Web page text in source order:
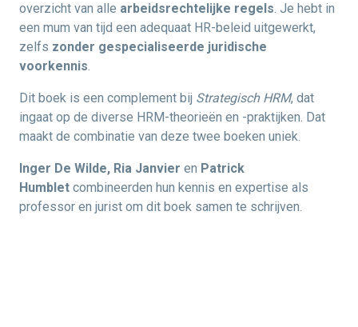
overzicht van alle arbeidsrechtelijke regels. Je hebt in
een mum van tijd een adequaat HR-beleid uitgewerkt,
zelfs zonder gespecialiseerde juridische
voorkennis.
Dit boek is een complement bij Strategisch HRM, dat
ingaat op de diverse HRM-theorieën en -praktijken. Dat
maakt de combinatie van deze twee boeken uniek.
Inger De Wilde, Ria Janvier en Patrick
Humblet combineerden hun kennis en expertise als
professor en jurist om dit boek samen te schrijven.